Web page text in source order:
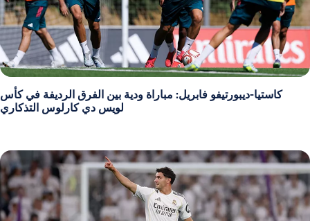
كاستيا-ديبورتيفو فابريل: مباراة ودية بين الفرق الرديفة في كأس
لويس دي كارلوس التذكاري